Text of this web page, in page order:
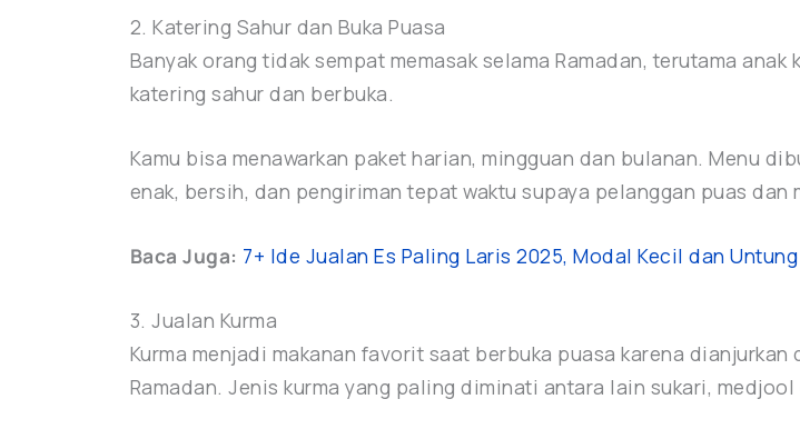
2. Katering Sahur dan Buka Puasa
Banyak orang tidak sempat memasak selama Ramadan, terutama
katering sahur dan berbuka.
Kamu bisa menawarkan paket harian, mingguan dan bulanan. Menu
enak, bersih, dan pengiriman tepat waktu supaya pelanggan puas dan
Baca Juga: 7+ Ide Jualan Es Paling Laris 2025, Modal Kecil dan
3. Jualan Kurma
Kurma menjadi makanan favorit saat berbuka puasa karena
Ramadan. Jenis kurma yang paling diminati antara lain sukari, medjool